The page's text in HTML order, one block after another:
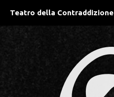
Teatro della Contraddizione